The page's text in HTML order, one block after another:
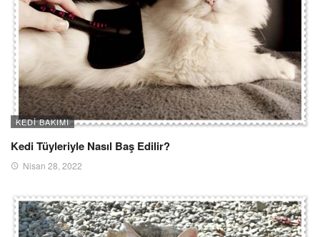
KEDI BAKIMI
Kedi Tüyleriyle Nasıl Baş Edilir?
Nisan 28, 2022